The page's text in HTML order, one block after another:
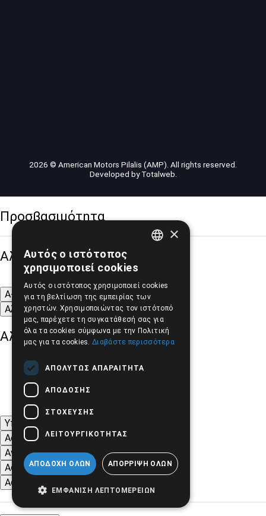
2026 © American Motors Pilalis (AMP). All rights reserved.
Developed byTotalweb.
Προσβασιμότητα
Αλλαγή Μεγέθους
A- A+
A
Αλλαγή Γραμματοσειράς
Αλλαγή Χρώματος
Υπογράμμιση συνδέσμων
Ασπρόμαυρες Εικόνες
Αντίθεση Χρωμάτων και Εικόνων
Αφαίρεση κινούμενων εικόνων
Αφαίρεση Στυλ
×
Αυτός ο ιστότοπος
χρησιμοποιεί cookies
Αυτός ο ιστότοπος χρησιμοποιεί cookies
για τη βελτίωση της εμπειρίας των
χρηστών. Χρησιμοποιώντας τον ιστότοπό
μας, παρέχετε τη συγκατάθεσή σας για
όλα τα cookies σύμφωνα με την Πολιτική
μας για τα cookies. Διαβάστε περισσότερα
ΑΠΟΛΎΤΩΣ ΑΠΑΡΑΊΤΗΤΑ
ΑΠΌΔΟΣΗΣ
ΣΤΌΧΕΥΣΗΣ
ΛΕΙΤΟΥΡΓΙΚΌΤΗΤΑΣ
ΑΠΟΔΟΧΉ ΌΛΩΝ ΑΠΌΡΡΙΨΗ ΌΛΩΝ
ΕΜΦΆΝΙΣΗ ΛΕΠΤΟΜΕΡΕΙΏΝ